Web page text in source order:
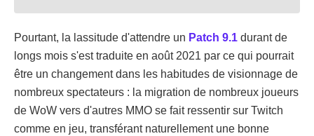
Pourtant, la lassitude d'attendre un Patch 9.1 durant de
longs mois s'est traduite en août 2021 par ce qui pourrait
être un changement dans les habitudes de visionnage de
nombreux spectateurs : la migration de nombreux joueurs
de WoW vers d'autres MMO se fait ressentir sur Twitch
comme en jeu, transférant naturellement une bonne